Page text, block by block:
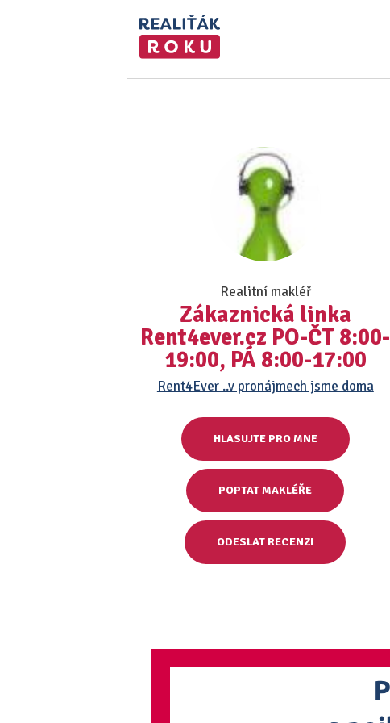
Realitní makléř
Zákaznická linka
Rent4ever.cz PO-ČT 8:00-
19:00, PÁ 8:00-17:00
Rent4Ever ..v pronájmech jsme doma
HLASUJTE PRO MNE
POPTAT MAKLÉŘE
ODESLAT RECENZI